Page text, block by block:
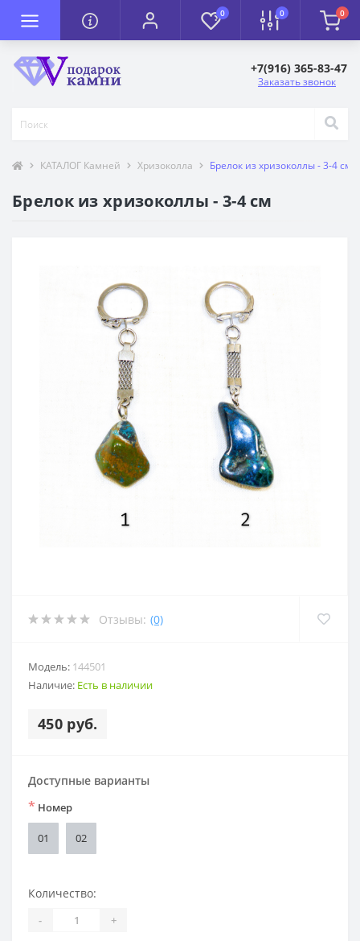
0 0 0
+7(916) 365-83-47
Заказать звонок
КАТАЛОГ Камней Хризоколла Брелок из хризоколлы - 3-4 см
Брелок из хризоколлы - 3-4 см
Отзывы: (0)
Модель: 144501
Наличие: Есть в наличии
450 руб.
Доступные варианты
* Номер
01 02
Количество:
- +